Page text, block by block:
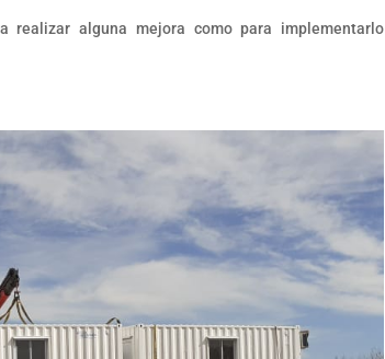
realizar alguna mejora como para implementarlo